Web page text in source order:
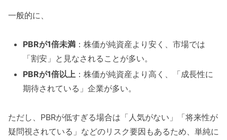
一般的に、
PBRが1倍未満 ：株価が純資産より安く、市場では
「割安」と見なされることが多い。
PBRが1倍以上 ：株価が純資産より高く、「成長性に
期待されている」企業が多い。
ただし、PBRが低すぎる場合は「人気がない」「将来性が
疑問視されている」などのリスク要因もあるため、単純に